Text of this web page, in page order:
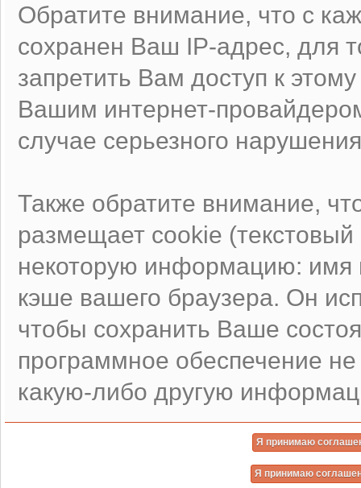
Обратите внимание, что с
сохранен Ваш IP-адрес, для
запретить Вам доступ к
Вашим интернет-
случае серьезного
Также обратите внимание,
размещает cookie
некоторую информацию: имя
кэше вашего браузера. Он
чтобы сохранить Ваше
программное обеспечение
какую-либо другую